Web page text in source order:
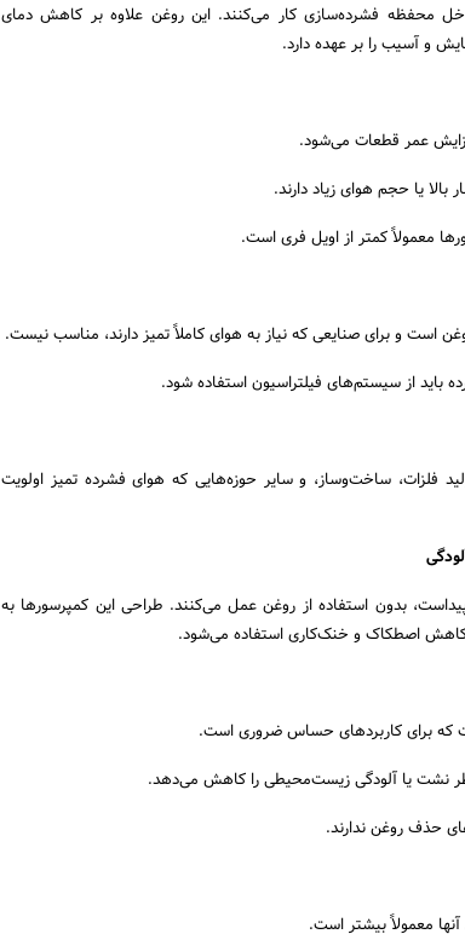
محفظه فشرده‌سازی کار می‌کنند. این روغن علاوه بر کاهش دمای
و آسیب را بر عهده دارد.
عمر قطعات می‌شود.
بالا یا حجم هوای زیاد دارند.
معمولاً کمتر از اویل فری است.
است و برای صنایعی که نیاز به هوای کاملاً تمیز دارند، مناسب نیست.
باید از سیستم‌های فیلتراسیون استفاده شود.
فلزات، ساخت‌وساز، و سایر حوزه‌هایی که هوای فشرده تمیز اولویت
بدون استفاده از روغن عمل می‌کنند. طراحی این کمپرسورها به
کاهش اصطکاک و خنک‌کاری استفاده می‌شود.
که برای کاربردهای حساس ضروری است.
نشت یا آلودگی زیست‌محیطی را کاهش می‌دهد.
حذف روغن ندارند.
معمولاً بیشتر است.